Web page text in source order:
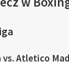
vs. Atletico